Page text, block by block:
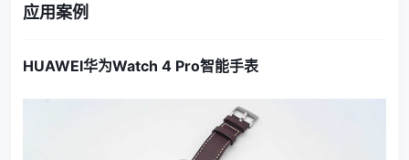
应用案例
HUAWEI华为Watch 4 Pro智能手表